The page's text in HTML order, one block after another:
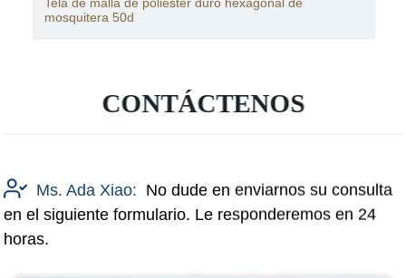
Anti Mosquito Nets
CONTÁCTENOS
Ms. Ada Xiao: No dude en enviarnos su consulta
en el siguiente formulario. Le responderemos en 24
horas.